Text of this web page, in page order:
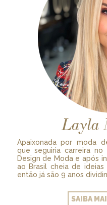
Layla
Apaixonada por moda
que seguiria carreira no
Design de Moda e após
ao Brasil cheia de
então já são 9 anos
SAIBA